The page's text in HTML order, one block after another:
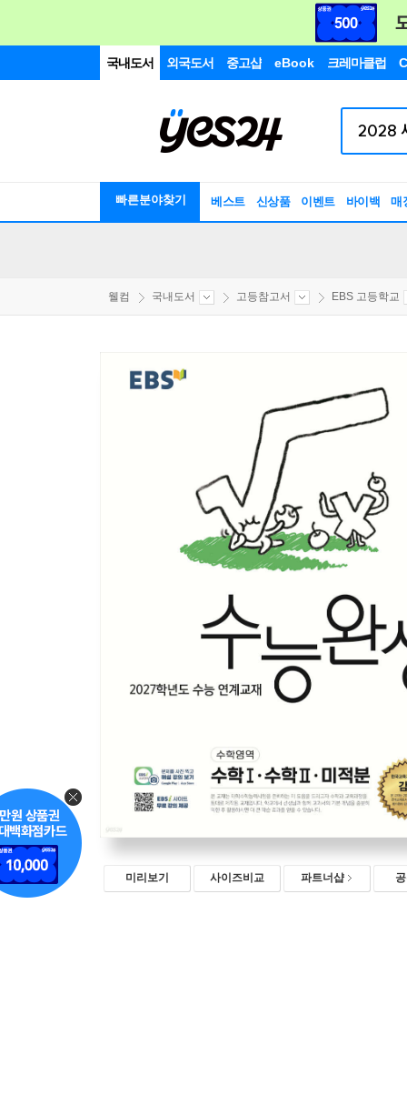
국내도서 외국도서 중고샵 eBook 크레마클럽
빠른분야찾기 베스트 신상품 이벤트 바이백 매
웰컴 국내도서 고등참고서 EBS 고등학교
미리보기 사이즈비교 파트너샵